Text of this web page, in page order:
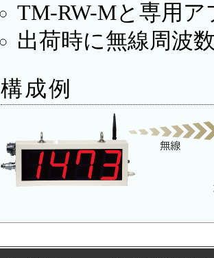
TM-RW-Mと専用
出荷時に無線周波
構成例